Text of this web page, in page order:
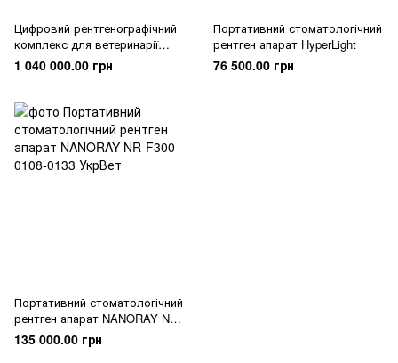
Цифровий рентгенографічний
комплекс для ветеринарії
Вател 1
1 040 000.00 грн
Портативний стоматологічний
рентген апарат HyperLight
76 500.00 грн
Портативний стоматологічний
рентген апарат NANORAY NR-
F300
135 000.00 грн